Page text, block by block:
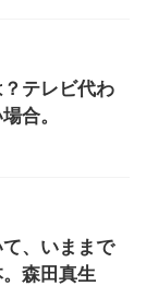
テレビ代わ
合。
、いままで
森田真生